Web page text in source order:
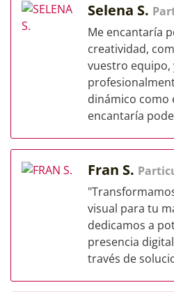
Selena S.
Me encantaría
creatividad,
vuestro equipo,
dinámico como
encantaría
Fran S.
visual para tu
dedicamos a
presencia
través de